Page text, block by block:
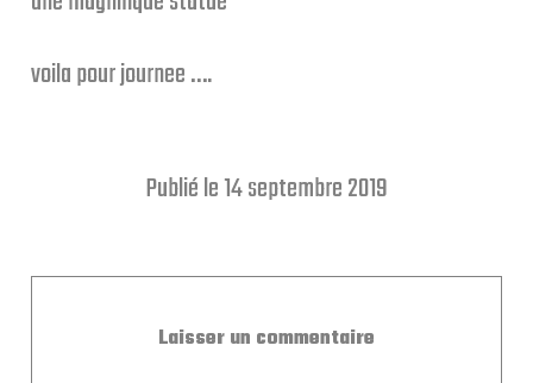
voila pour journee ….
Publié le 14 septembre 2019
Laisser un commentaire